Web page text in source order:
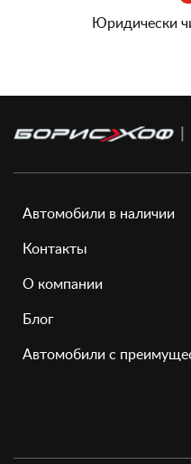
Юридически
Автомобили в наличии
Контакты
О компании
Блог
Автомобили с